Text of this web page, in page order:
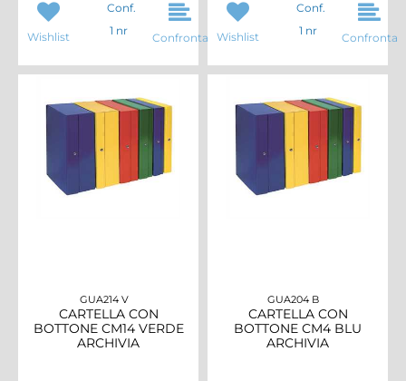
Wishlist
Conf.
1 nr
Confronta Wishlist
Conf.
1 nr
Confronta
GUA214 V
CARTELLA CON
BOTTONE CM14 VERDE
ARCHIVIA
GUA204 B
CARTELLA CON
BOTTONE CM4 BLU
ARCHIVIA